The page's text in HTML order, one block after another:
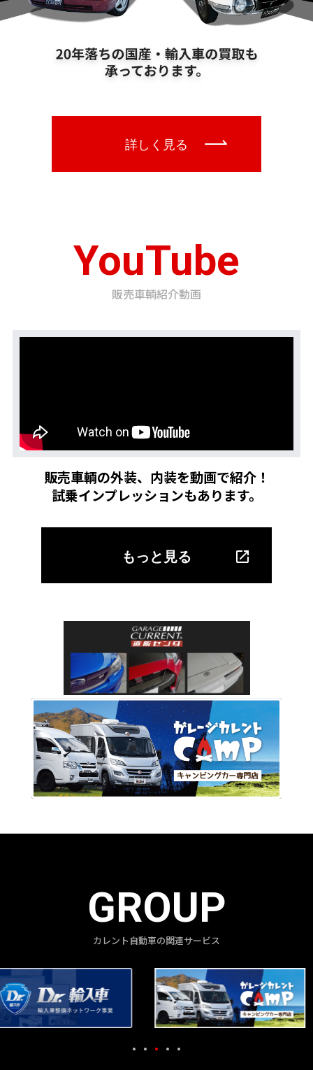
YouTube
販売車輌紹介動画
販売車輌の外装、内装を動画で紹介！
試乗インプレッションもあります。
もっと見る
GROUP
カレント自動車の関連サービス